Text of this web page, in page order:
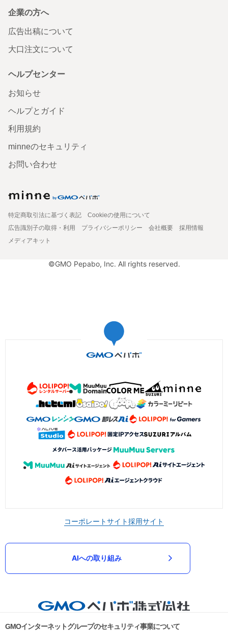
企業の方へ
広告出稿について
大口注文について
ヘルプセンター
お知らせ
ヘルプとガイド
利用規約
minneのセキュリティ
お問い合わせ
特定商取引法に基づく表記
Cookieの使用について
広告識別子の取得・利用
プライバシーポリシー 会社概要
採用情報
メディアキット
©GMO Pepabo, Inc. All rights reserved.
コーポレートサイト採用サイト
AIへの取り組み
GMOインターネットグループのセキュリティ事業について